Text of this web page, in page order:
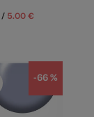
/ 5.00 €
-66 %